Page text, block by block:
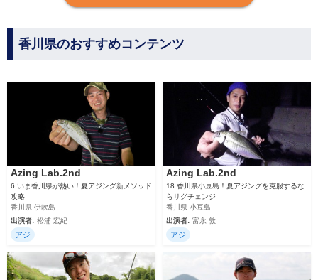
香川県のおすすめコンテンツ
Azing Lab.2nd
6 いま香川県が熱い！夏アジング新メソッド
攻略
香川県 伊吹島
出演者: 松浦 宏紀
アジ
Azing Lab.2nd
18 香川県小豆島！夏アジングを克服するな
らリグチェンジ
香川県 小豆島
出演者: 富永 敦
アジ